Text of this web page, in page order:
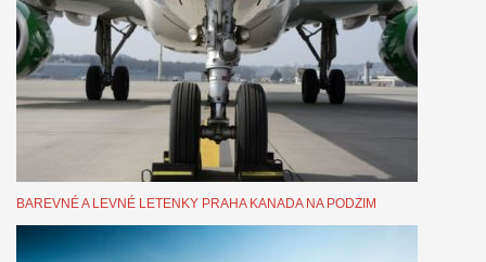
BAREVNÉ A LEVNÉ LETENKY PRAHA KANADA NA PODZIM